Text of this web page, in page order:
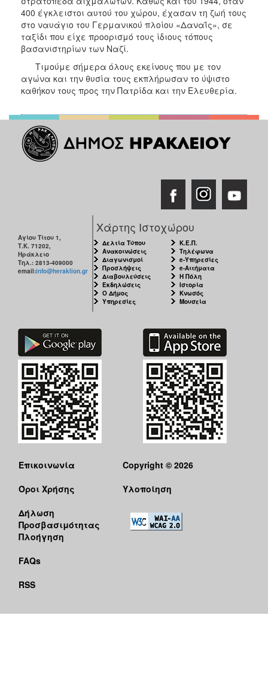
400 έγκλειστοι αυτού του χώρου, έχασαν τη ζωή τους
στο ναυάγιο του Γερμανικού πλοίου «Δαναΐς», σε
ταξίδι που είχε προορισμό τους ίδιους τόπους
βασανιστηρίων των Ναζί.
Τιμούμε σήμερα όλους εκείνους που με τον
αγώνα και την θυσία τους εκπλήρωσαν το ύψιστο
καθήκον τους προς την Πατρίδα και την Ελευθερία.
Αγίου Τίτου 1,
Τ.Κ. 71202,
Ηράκλειο
Τηλ.: 2813-409000
email:info@heraklion.gr
Χάρτης Ιστοχώρου
Δελτία Τύπου
Ανακοινώσεις
Διαγωνισμοί
Προσλήψεις
Διαβουλεύσεις
Εκδηλώσεις
Ο Δήμος
Υπηρεσίες
Κ.Ε.Π.
Τηλέφωνα
e-Υπηρεσίες
e-Αιτήματα
Η Πόλη
Ιστορία
Κνωσός
Μουσεία
Επικοινωνία
Όροι Χρήσης
Δήλωση
Προσβασιμότητας
Πλοήγηση
FAQs
RSS
Copyright © 2026
Υλοποίηση